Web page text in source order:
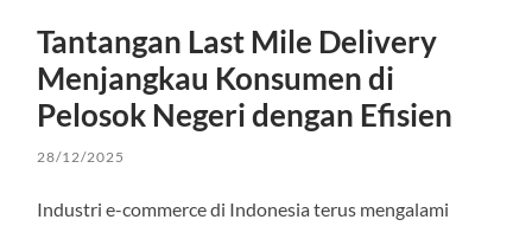
Tantangan Last Mile Delivery
Menjangkau Konsumen di
Pelosok Negeri dengan Efisien
28/12/2025
Industri e-commerce di Indonesia terus mengalami